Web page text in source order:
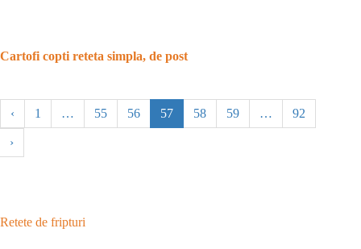
Cartofi copti reteta simpla, de post
‹ 1 … 55 56 57 58 59 … 92
›
Retete de fripturi